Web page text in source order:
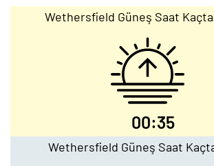
Wethersfield Güneş Saat
00:35
Wethersfield Güneş Saat